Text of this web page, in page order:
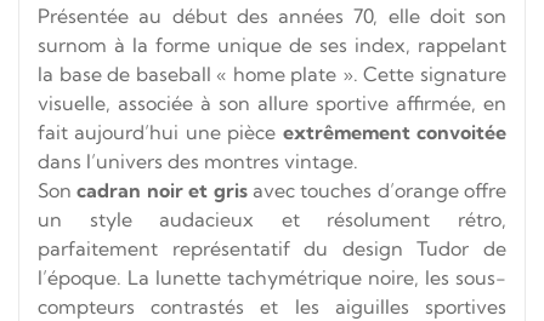
Présentée au début des années 70, elle doit son
surnom à la forme unique de ses index, rappelant
la base de baseball « home plate ». Cette signature
visuelle, associée à son allure sportive affirmée, en
fait aujourd’hui une pièce extrêmement convoitée
dans l’univers des montres vintage.
Soncadran noir et grisavec touches d’orange offre
un style audacieux et résolument rétro,
parfaitement représentatif du design Tudor de
l’époque. La lunette tachymétrique noire, les sous-
compteurs contrastés et les aiguilles sportives